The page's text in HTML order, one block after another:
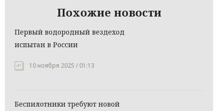
Похожие новости
Первый водородный вездеход
испытан в России
10 ноября 2025 / 01:13
Беспилотники требуют новой